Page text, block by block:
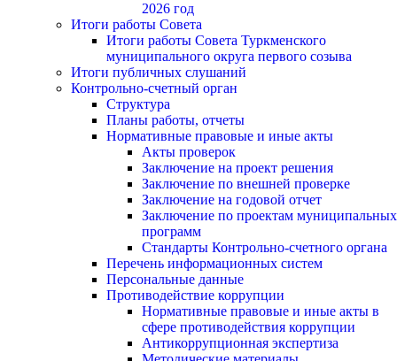
2026 год
Итоги работы Совета
Итоги работы Совета Туркменского
муниципального округа первого созыва
Итоги публичных слушаний
Контрольно-счетный орган
Структура
Планы работы, отчеты
Нормативные правовые и иные акты
Акты проверок
Заключение на проект решения
Заключение по внешней проверке
Заключение на годовой отчет
Заключение по проектам муниципальных
программ
Стандарты Контрольно-счетного органа
Перечень информационных систем
Персональные данные
Противодействие коррупции
Нормативные правовые и иные акты в
сфере противодействия коррупции
Антикоррупционная экспертиза